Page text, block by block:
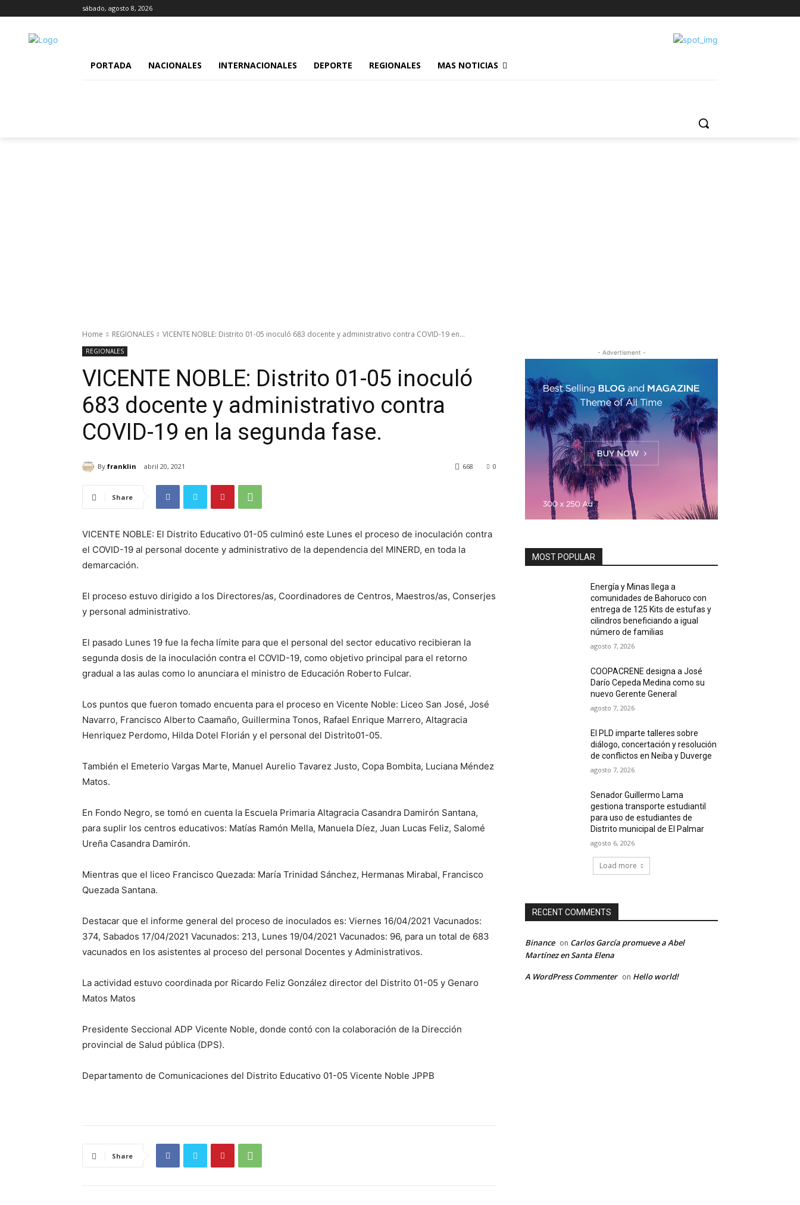
sábado, agosto 8, 2026
PORTADA NACIONALES INTERNACIONALES DEPORTE REGIONALES MAS NOTICIAS
Home REGIONALES VICENTE NOBLE: Distrito 01-05 inoculó 683 docente y administrativo contra COVID-19 en...
REGIONALES
VICENTE NOBLE: Distrito 01-05 inoculó
683 docente y administrativo contra
COVID-19 en la segunda fase.
By franklin abril 20, 2021 0
668
Share
VICENTE NOBLE: El Distrito Educativo 01-05 culminó este Lunes el proceso de inoculación contra
el COVID-19 al personal docente y administrativo de la dependencia del MINERD, en toda la
demarcación.
El proceso estuvo dirigido a los Directores/as, Coordinadores de Centros, Maestros/as, Conserjes
y personal administrativo.
El pasado Lunes 19 fue la fecha límite para que el personal del sector educativo recibieran la
segunda dosis de la inoculación contra el COVID-19, como objetivo principal para el retorno
gradual a las aulas como lo anunciara el ministro de Educación Roberto Fulcar.
Los puntos que fueron tomado encuenta para el proceso en Vicente Noble: Liceo San José, José
Navarro, Francisco Alberto Caamaño, Guillermina Tonos, Rafael Enrique Marrero, Altagracia
Henriquez Perdomo, Hilda Dotel Florián y el personal del Distrito01-05.
También el Emeterio Vargas Marte, Manuel Aurelio Tavarez Justo, Copa Bombita, Luciana Méndez
Matos.
En Fondo Negro, se tomó en cuenta la Escuela Primaria Altagracia Casandra Damirón Santana,
para suplir los centros educativos: Matías Ramón Mella, Manuela Díez, Juan Lucas Feliz, Salomé
Ureña Casandra Damirón.
Mientras que el liceo Francisco Quezada: María Trinidad Sánchez, Hermanas Mirabal, Francisco
Quezada Santana.
Destacar que el informe general del proceso de inoculados es: Viernes 16/04/2021 Vacunados:
374, Sabados 17/04/2021 Vacunados: 213, Lunes 19/04/2021 Vacunados: 96, para un total de 683
vacunados en los asistentes al proceso del personal Docentes y Administrativos.
La actividad estuvo coordinada por Ricardo Feliz González director del Distrito 01-05 y Genaro
Matos Matos
Presidente Seccional ADP Vicente Noble, donde contó con la colaboración de la Dirección
provincial de Salud pública (DPS).
Departamento de Comunicaciones del Distrito Educativo 01-05 Vicente Noble JPPB
Share
- Advertisment -
MOST POPULAR
Energía y Minas llega a
comunidades de Bahoruco con
entrega de 125 Kits de estufas y
cilindros beneficiando a igual
número de familias
agosto 7, 2026
COOPACRENE designa a José
Darío Cepeda Medina como su
nuevo Gerente General
agosto 7, 2026
El PLD imparte talleres sobre
diálogo, concertación y resolución
de conflictos en Neiba y Duverge
agosto 7, 2026
Senador Guillermo Lama
gestiona transporte estudiantil
para uso de estudiantes de
Distrito municipal de El Palmar
agosto 6, 2026
Load more
RECENT COMMENTS
Binance on Carlos García promueve a Abel
Martínez en Santa Elena
A WordPress Commenter on Hello world!